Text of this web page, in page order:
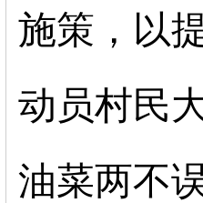
施策，以
动员村民
油菜两不